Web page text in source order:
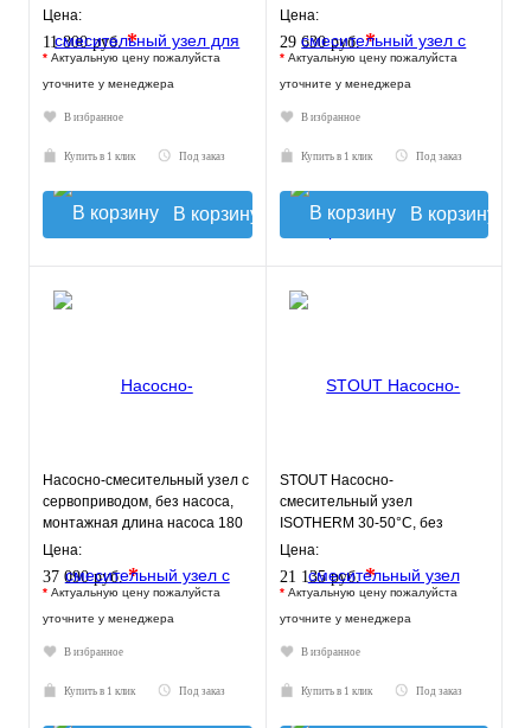
Цена:
11 800 руб.*
* Актуальную цену пожалуйста
уточните у менеджера
В избранное
Купить в 1 клик Под заказ
В корзину
30-60°C, с насосом UPSO 25-
Цена:
29 630 руб.*
* Актуальную цену пожалуйста
уточните у менеджера
В избранное
Купить в 1 клик Под заказ
В корзину
Насосно-смесительный узел с
сервоприводом, без насоса,
монтажная длина насоса 180
мм VT.COMBI.S.180M
Цена:
37 090 руб.*
* Актуальную цену пожалуйста
уточните у менеджера
В избранное
Купить в 1 клик Под заказ
STOUT Насосно-
смесительный узел
ISOTHERM 30-50°C, без
насоса.
Цена:
21 135 руб.*
* Актуальную цену пожалуйста
уточните у менеджера
В избранное
Купить в 1 клик Под заказ